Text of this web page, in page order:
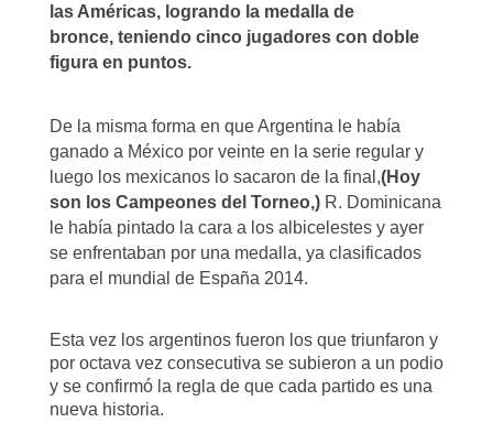
las Américas, logrando la medalla de
bronce, teniendo cinco jugadores con doble
figura en puntos.
De la misma forma en que Argentina le había
ganado a México por veinte en la serie regular y
luego los mexicanos lo sacaron de la final,(Hoy
son los Campeones del Torneo,)R. Dominicana
le había pintado la cara a los albicelestes y ayer
se enfrentaban por una medalla, ya clasificados
para el mundial de España 2014.
Esta vez los argentinos fueron los que triunfaron y
por octava vez consecutiva se subieron a un podio
y se confirmó la regla de que cada partido es una
nueva historia.